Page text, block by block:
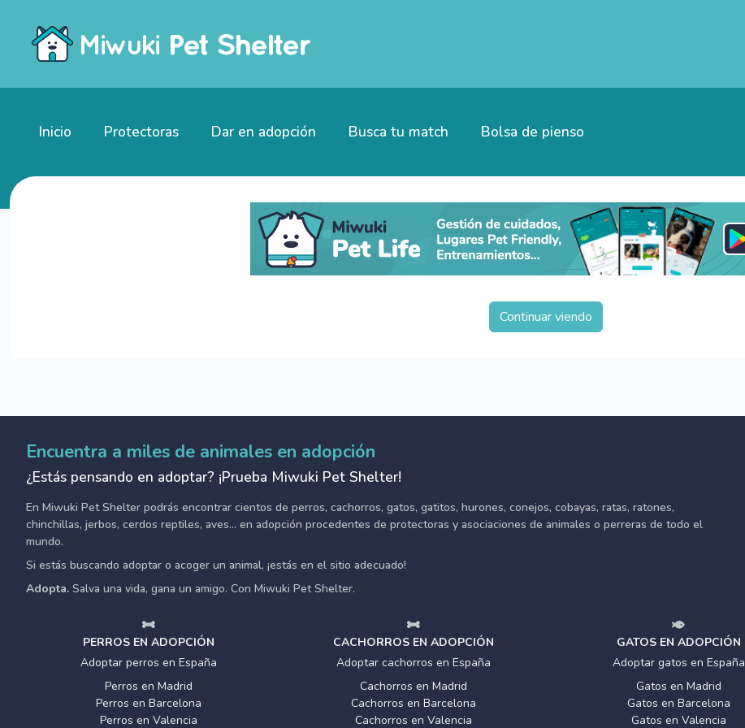
Inicio Protectoras Dar en adopción Busca tu match Bolsa de pienso
Continuar viendo
Encuentra a miles de animales en adopción
¿Estás pensando en adoptar? ¡Prueba Miwuki Pet Shelter!
En Miwuki Pet Shelter podrás encontrar cientos de perros, cachorros, gatos, gatitos, hurones, conejos, cobayas, ratas, ratones,
chinchillas, jerbos, cerdos reptiles, aves... en adopción procedentes de protectoras y asociaciones de animales o perreras de todo el
mundo.
Si estás buscando adoptar o acoger un animal, ¡estás en el sitio adecuado!
Adopta. Salva una vida, gana un amigo. Con Miwuki Pet Shelter.
PERROS EN ADOPCIÓN
Adoptar perros en España
Perros en Madrid
Perros en Barcelona
Perros en Valencia
CACHORROS EN ADOPCIÓN
Adoptar cachorros en España
Cachorros en Madrid
Cachorros en Barcelona
Cachorros en Valencia
GATOS EN ADOPCIÓN
Adoptar gatos en España
Gatos en Madrid
Gatos en Barcelona
Gatos en Valencia